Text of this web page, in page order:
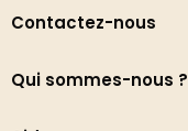
Contactez-nous
Qui sommes-nous ?